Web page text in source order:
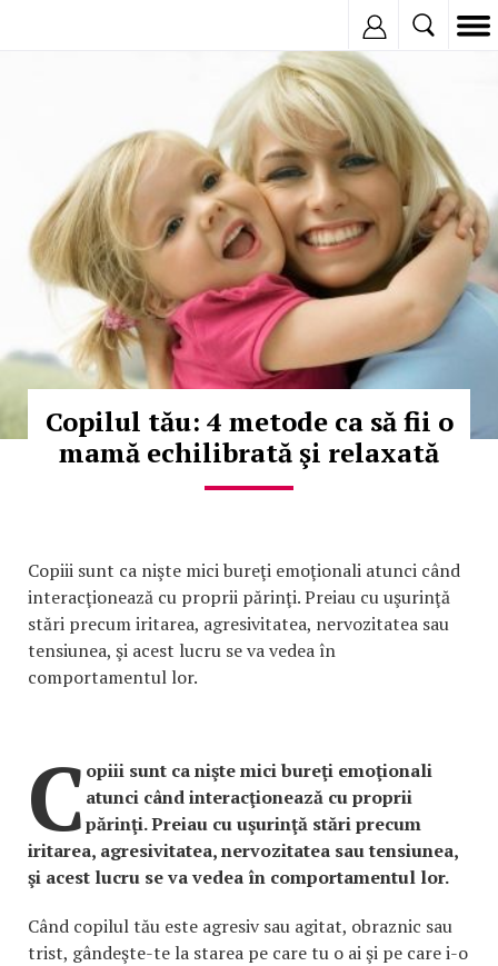
Copilul tău: 4 metode ca să fii o
mamă echilibrată şi relaxată
Copiii sunt ca nişte mici bureţi emoţionali atunci când
interacţionează cu proprii părinţi. Preiau cu uşurinţă
stări precum iritarea, agresivitatea, nervozitatea sau
tensiunea, şi acest lucru se va vedea în
comportamentul lor.
C opiii sunt ca nişte mici bureţi emoţionali
atunci când interacţionează cu proprii
părinţi. Preiau cu uşurinţă stări precum
iritarea, agresivitatea, nervozitatea sau tensiunea,
şi acest lucru se va vedea în comportamentul lor.
Când copilul tău este agresiv sau agitat, obraznic sau
trist, gândeşte-te la starea pe care tu o ai şi pe care i-o